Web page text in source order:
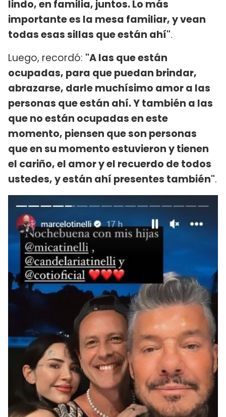
lindo, en familia, juntos. Lo más
importante es la mesa familiar, y vean
todas esas sillas que están ahí".
Luego, recordó: "A las que están
ocupadas, para que puedan brindar,
abrazarse, darle muchísimo amor a las
personas que están ahí. Y también a las
que no están ocupadas en este
momento, piensen que son personas
que en su momento estuvieron y tienen
el cariño, el amor y el recuerdo de todos
ustedes, y están ahí presentes también".